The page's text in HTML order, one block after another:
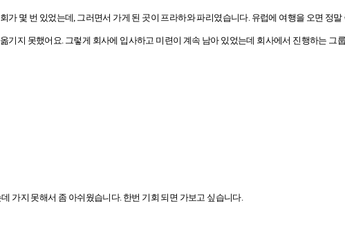
가 몇 번 있었는데, 그러면서 가게 된 곳이 프라하와 파리였습니다. 유럽에 여행을 오면 정
기지 못했어요. 그렇게 회사에 입사하고 미련이 계속 남아 있었는데 회사에서 진행하는 그
가지 못해서 좀 아쉬웠습니다. 한번 기회 되면 가보고 싶습니다.